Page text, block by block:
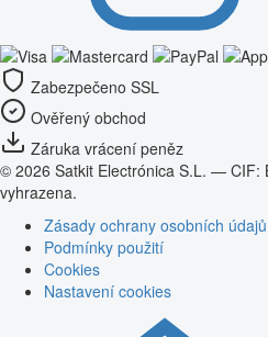
Zabezpečeno SSL
Ověřený obchod
Záruka vrácení peněz
© 2026 Satkit Electrónica S.L. — CIF:
vyhrazena.
Zásady ochrany osobních údajů
Podmínky použití
Cookies
Nastavení cookies